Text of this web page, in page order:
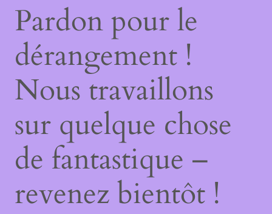
Pardon pour le
dérangement !
Nous travaillons
sur quelque chose
de fantastique –
revenez bientôt !